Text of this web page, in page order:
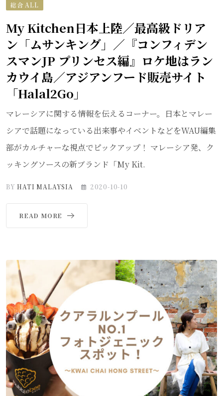
総合 ALL
My Kitchen日本上陸／最高級ドリア
ン「ムサンキング」／『コンフィデン
スマンJP プリンセス編』ロケ地はラン
カウイ島／アジアンフード販売サイト
「Halal2Go」
マレーシアに関する情報を伝えるコーナー。日本とマレー
シアで話題になっている出来事やイベントなどをWAU編集
部がカルチャーな視点でピックアップ！ マレーシア発、ク
ッキングソースの新ブランド「My Kit.
BYHATI MALAYSIA 2020-10-10
READ MORE